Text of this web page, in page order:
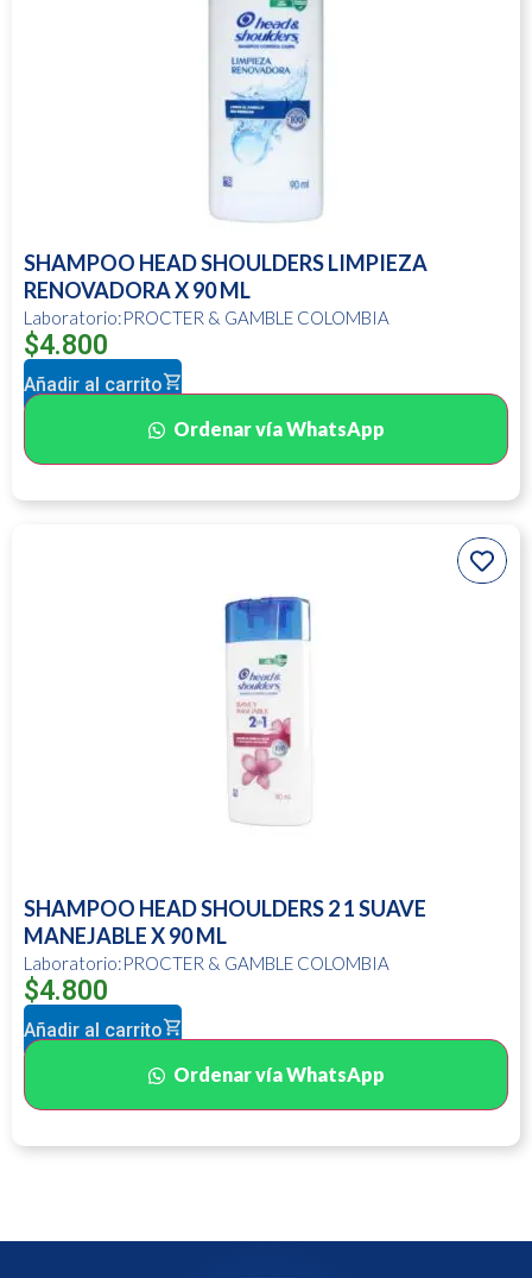
SHAMPOO HEAD SHOULDERS LIMPIEZA
RENOVADORA X 90 ML
Laboratorio:PROCTER & GAMBLE COLOMBIA
$4.800
Añadir al carrito
Ordenar vía WhatsApp
SHAMPOO HEAD SHOULDERS 2 1 SUAVE
MANEJABLE X 90 ML
Laboratorio:PROCTER & GAMBLE COLOMBIA
$4.800
Añadir al carrito
Ordenar vía WhatsApp